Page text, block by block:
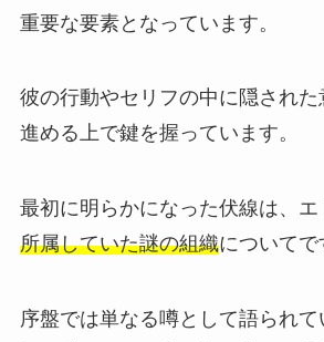
重要な要素となっています。
彼の行動やセリフの中に隠された
進める上で鍵を握っています。
最初に明らかになった伏線は、エ
所属していた謎の組織についてで
序盤では単なる噂として語られ